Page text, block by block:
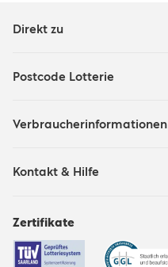
Direkt zu
Postcode Lotterie
Verbraucherinformationen
Kontakt & Hilfe
Zertifikate